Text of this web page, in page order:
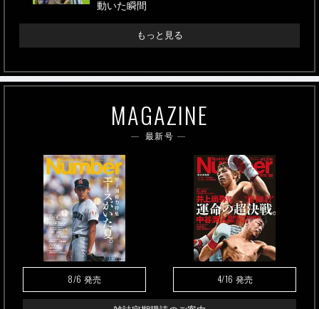
動いた瞬間
もっと見る
MAGAZINE
最新号
8/6 発売 4/16 発売